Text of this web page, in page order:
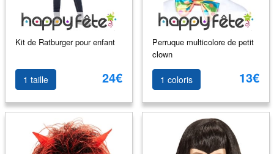
Kit de Ratburger pour enfant
1 taille 24€
Perruque multicolore de petit
clown
1 coloris 13€